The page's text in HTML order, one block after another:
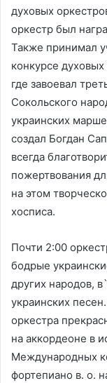
духовых
оркестр был
Также принимал
конкурсе
где завоевал
Сокольского
украинских
создал Богдан
всегда
пожертвования
на этом
хосписа.
Почти 2:00
бодрые
других народов,
украинских
оркестра
на аккордеоне в
Международных
фортепиано в. о.